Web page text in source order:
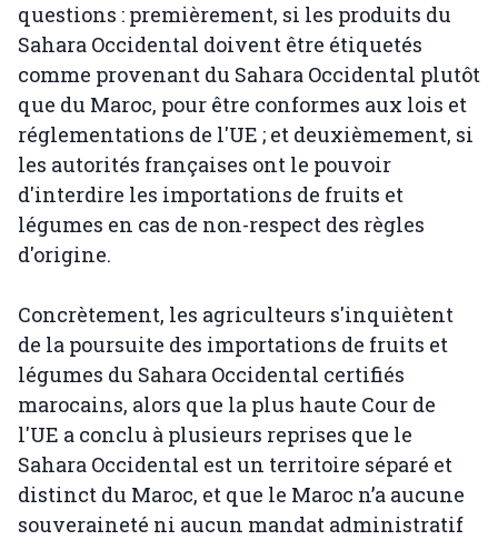
questions : premièrement, si les produits du
Sahara Occidental doivent être étiquetés
comme provenant du Sahara Occidental plutôt
que du Maroc, pour être conformes aux lois et
réglementations de l'UE ; et deuxièmement, si
les autorités françaises ont le pouvoir
d'interdire les importations de fruits et
légumes en cas de non-respect des règles
d'origine.
Concrètement, les agriculteurs s'inquiètent
de la poursuite des importations de fruits et
légumes du Sahara Occidental certifiés
marocains, alors que la plus haute Cour de
l'UE a conclu à plusieurs reprises que le
Sahara Occidental est un territoire séparé et
distinct du Maroc, et que le Maroc n’a aucune
souveraineté ni aucun mandat administratif